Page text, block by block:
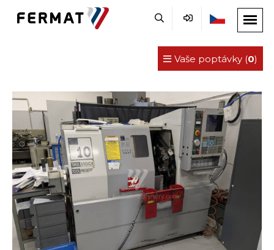
Vaše poptávky (0)